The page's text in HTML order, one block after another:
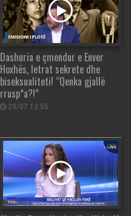
Dashuria e çmendur e Enver
Hoxhës, letrat sekrete dhe
biseksualiteti! “Qenka gjallë
rrusp*a?!”
29/07 13:55